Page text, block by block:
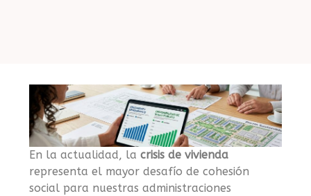
En la actualidad, lacrisis de vivienda
representa el mayor desafío de cohesión
social para nuestras administraciones